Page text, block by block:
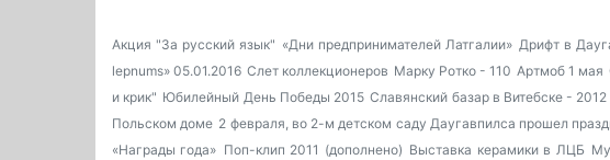
Акция "За русский язык" «Дни предпринимателей Латгалии» Дрифт в
lepnums» 05.01.2016 Слет коллекционеров Марку Ротко - 110 Артмоб 1 мая
и крик" Юбилейный День Победы 2015 Славянский базар в Витебске - 2012
Польском доме 2 февраля, во 2-м детском саду Даугавпилса прошел
«Награды года» Поп-клип 2011 (дополнено) Выставка керамики в ЛЦБ